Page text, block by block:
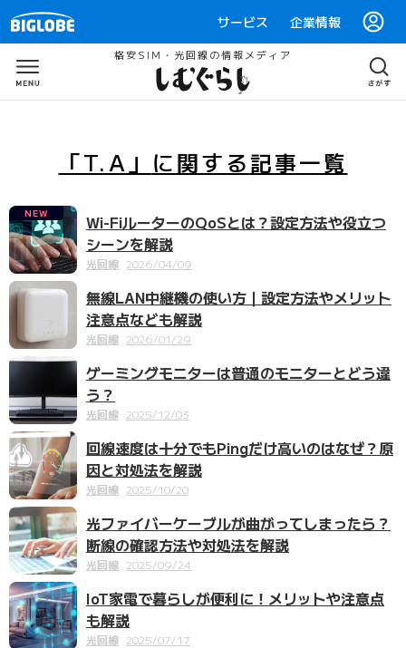
サービス 企業情報
格安SIM・光回線の情報メディア
「T.A」 に関する記事一覧
NEW
Wi-FiルーターのQoSとは？設定方法や役立つ
シーンを解説
光回線 2026/04/09
無線LAN中継機の使い方｜設定方法やメリット
注意点なども解説
光回線 2026/01/29
ゲーミングモニターは普通のモニターとどう違
う？
光回線 2025/12/03
回線速度は十分でもPingだけ高いのはなぜ？原
因と対処法を解説
光回線 2025/10/20
光ファイバーケーブルが曲がってしまったら？
断線の確認方法や対処法を解説
光回線 2025/09/24
IoT家電で暮らしが便利に！メリットや注意点
も解説
光回線 2025/07/17